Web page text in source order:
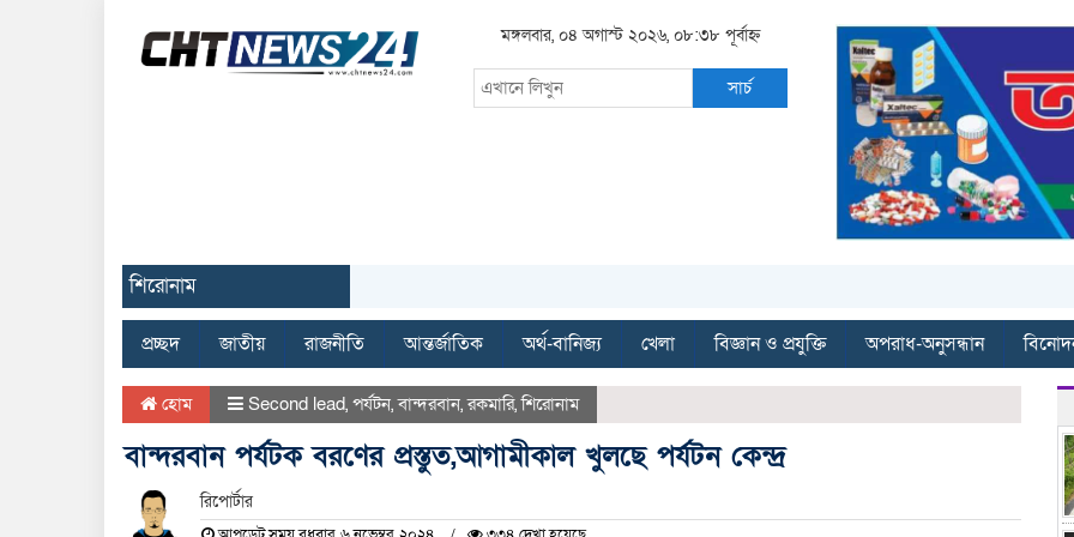
মঙ্গলবার, ০৪ অগাস্ট ২০২৬, ০৮:৩৮ পূর্বাহ্ন
সার্চ
শিরোনাম
প্রচ্ছদ জাতীয় রাজনীতি আন্তর্জাতিক অর্থ-বানিজ্য খেলা বিজ্ঞান ও প্রযুক্তি অপরাধ-অনুসন্ধান
হোম Second lead, পর্যটন,বান্দরবান,রকমারি,শিরোনাম
বান্দরবান পর্যটক বরণের প্রস্তুত,আগামীকাল খুলছে পর্যটন কেন্দ্র
রিপোর্টার